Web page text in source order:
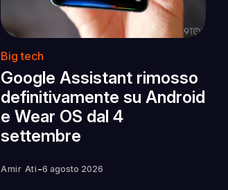
Big tech
Google Assistant rimosso
definitivamente su Android
e Wear OS dal 4
settembre
Amir Ati -6 agosto 2026